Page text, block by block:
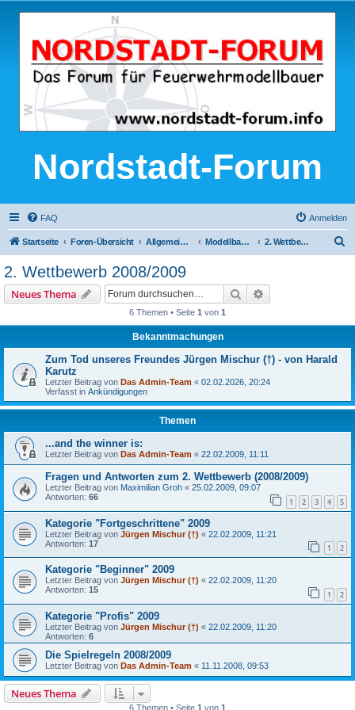
Nordstadt-Forum
FAQ Anmelden
Startseite Foren-Übersicht Allgemeine Modellbau-Themen Modellbauwettbewerb im Nordstadt-Forum 2. Wettbewerb 2008/2009
2. Wettbewerb 2008/2009
Neues Thema Suche
6 Themen • Seite 1 von 1
Bekanntmachungen
Zum Tod unseres Freundes Jürgen Mischur (†) - von Harald
Karutz
Letzter Beitrag von Das Admin-Team « 02.02.2026, 20:24
Verfasst in Ankündigungen
Themen
...and the winner is:
Letzter Beitrag von Das Admin-Team « 22.02.2009, 11:11
Fragen und Antworten zum 2. Wettbewerb (2008/2009)
Letzter Beitrag von Maximilian Groh « 25.02.2009, 09:07
Antworten: 66 1 2 3 4 5
Kategorie "Fortgeschrittene" 2009
Letzter Beitrag von Jürgen Mischur (†) « 22.02.2009, 11:21
Antworten: 17 1 2
Kategorie "Beginner" 2009
Letzter Beitrag von Jürgen Mischur (†) « 22.02.2009, 11:20
Antworten: 15 1 2
Kategorie "Profis" 2009
Letzter Beitrag von Jürgen Mischur (†) « 22.02.2009, 11:20
Antworten: 6
Die Spielregeln 2008/2009
Letzter Beitrag von Das Admin-Team « 11.11.2008, 09:53
Neues Thema
6 Themen • Seite 1 von 1